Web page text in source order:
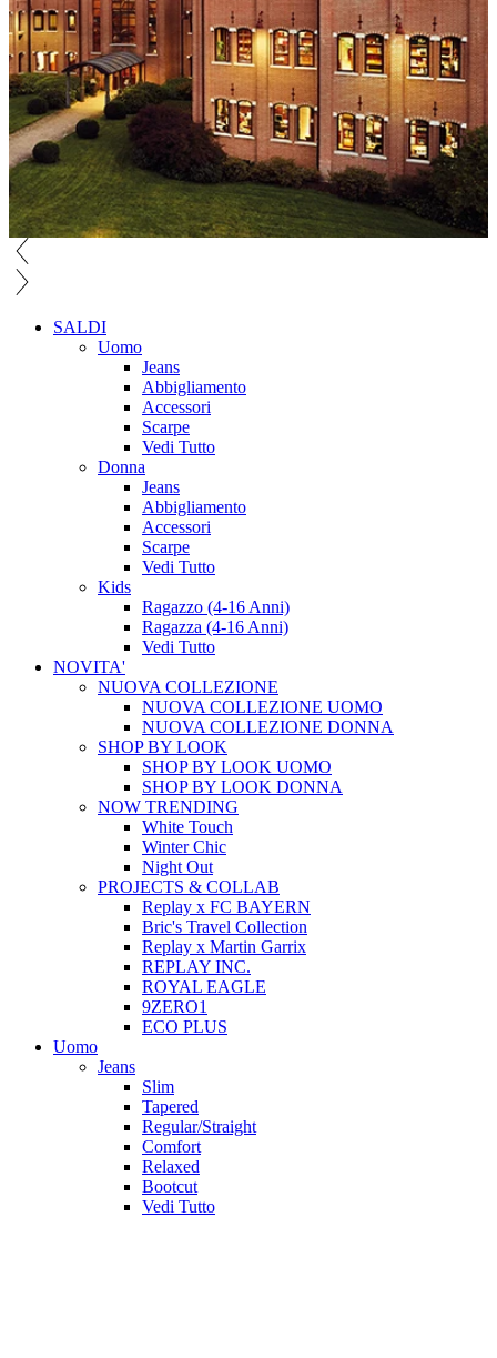
SALDI
Uomo
Jeans
Abbigliamento
Accessori
Scarpe
Vedi Tutto
Donna
Jeans
Abbigliamento
Accessori
Scarpe
Vedi Tutto
Kids
Ragazzo (4-16 Anni)
Ragazza (4-16 Anni)
Vedi Tutto
NOVITA'
NUOVA COLLEZIONE
NUOVA COLLEZIONE UOMO
NUOVA COLLEZIONE DONNA
SHOP BY LOOK
SHOP BY LOOK UOMO
SHOP BY LOOK DONNA
NOW TRENDING
White Touch
Winter Chic
Night Out
PROJECTS & COLLAB
Replay x FC BAYERN
Bric's Travel Collection
Replay x Martin Garrix
REPLAY INC.
ROYAL EAGLE
9ZERO1
ECO PLUS
Uomo
Jeans
Slim
Tapered
Regular/Straight
Comfort
Relaxed
Bootcut
Vedi Tutto